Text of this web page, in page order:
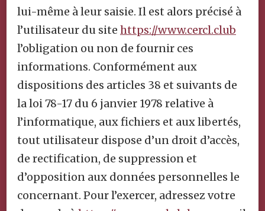
lui-même à leur saisie. Il est alors précisé à
l’utilisateur du site https://www.cercl.club
l’obligation ou non de fournir ces
informations. Conformément aux
dispositions des articles 38 et suivants de
la loi 78-17 du 6 janvier 1978 relative à
l’informatique, aux fichiers et aux libertés,
tout utilisateur dispose d’un droit d’accès,
de rectification, de suppression et
d’opposition aux données personnelles le
concernant. Pour l’exercer, adressez votre